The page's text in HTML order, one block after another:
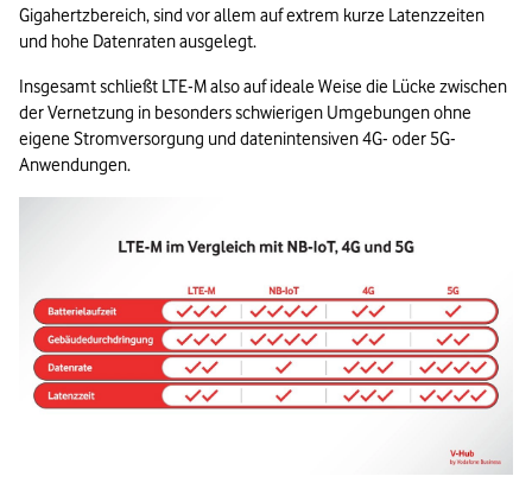
Gigahertzbereich, sind vor allem auf extrem kurze Latenzzeiten
und hohe Datenraten ausgelegt.
Insgesamt schließt LTE-M also auf ideale Weise die Lücke zwischen
der Vernetzung in besonders schwierigen Umgebungen ohne
eigene Stromversorgung und datenintensiven 4G- oder 5G-
Anwendungen.